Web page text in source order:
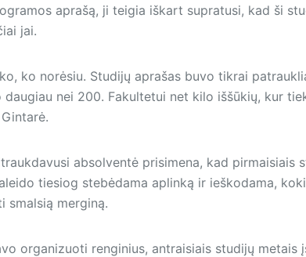
aprašą, ji teigia iškart supratusi, kad ši
jai.
ko norėsiu. Studijų aprašas buvo tikrai
nei 200. Fakultetui net kilo iššūkių, kur
absolventė prisimena, kad pirmaisiais
tiesiog stebėdama aplinką ir ieškodama,
smalsią merginą.
organizuoti renginius, antraisiais studijų metais